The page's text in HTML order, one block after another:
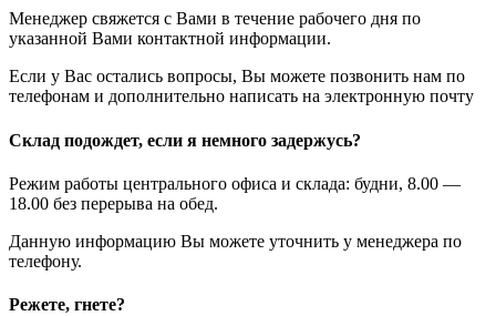
Менеджер свяжется с Вами в течение рабочего дня по
указанной Вами контактной информации.
Если у Вас остались вопросы, Вы можете позвонить нам по
телефонам и дополнительно написать на электронную почту
Склад подождет, если я немного задержусь?
Режим работы центрального офиса и склада: будни, 8.00 —
18.00 без перерыва на обед.
Данную информацию Вы можете уточнить у менеджера по
телефону.
Режете, гнете?